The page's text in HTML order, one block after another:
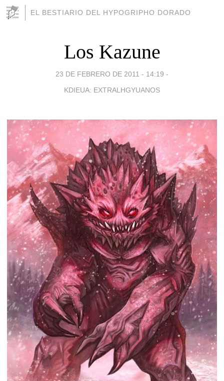
EL BESTIARIO DEL HYPOGRIPHO DORADO
Los Kazune
23 DE FEBRERO DE 2011 - 14:19 -
KDIEUA: EXTRALHGYUANOS